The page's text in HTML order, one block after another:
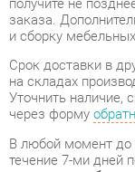
Уточнить наличие,
через форму
В любой момент до
течение 7-ми дней
изменить выбор
Несмотря на
заметили дефект
деталь.Повторная